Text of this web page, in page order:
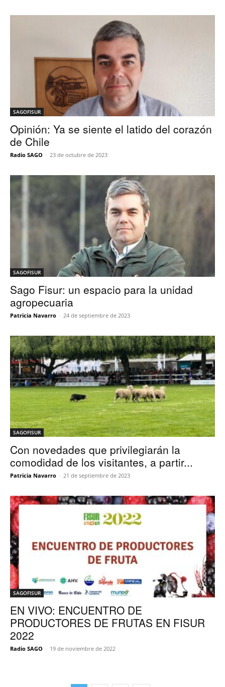
SAGOFISUR
Opinión: Ya se siente el latido del corazón
de Chile
Radio SAGO - 23 de octubre de 2023
SAGOFISUR
Sago Fisur: un espacio para la unidad
agropecuaria
Patricia Navarro - 24 de septiembre de 2023
SAGOFISUR
Con novedades que privilegiarán la
comodidad de los visitantes, a partir...
Patricia Navarro - 21 de septiembre de 2023
SAGOFISUR
EN VIVO: ENCUENTRO DE
PRODUCTORES DE FRUTAS EN FISUR
2022
Radio SAGO - 19 de noviembre de 2022